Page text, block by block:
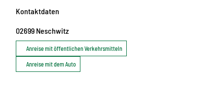
Kontaktdaten
02699 Neschwitz
Anreise mit öffentlichen Verkehrsmitteln
Anreise mit dem Auto